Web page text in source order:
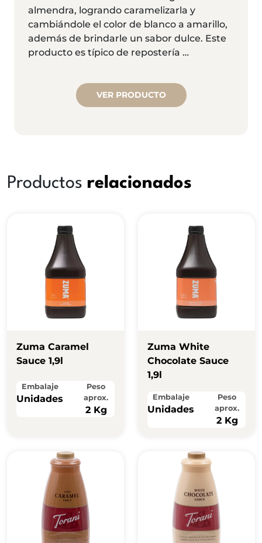
almendra, logrando caramelizarla y
cambiándole el color de blanco a amarillo,
además de brindarle un sabor dulce. Este
producto es típico de repostería …
VER PRODUCTO
Productos relacionados
Zuma Caramel
Sauce 1,9l
Embalaje
Unidades
Peso
aprox.
2 Kg
Zuma White
Chocolate Sauce
1,9l
Embalaje
Unidades
Peso
aprox.
2 Kg